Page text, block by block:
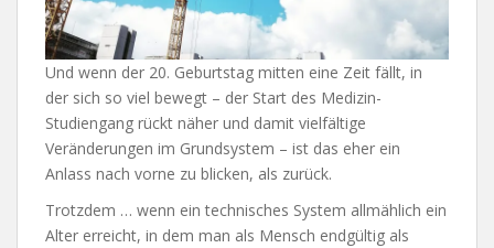
Und wenn der 20. Geburtstag mitten eine Zeit fällt, in
der sich so viel bewegt – der Start des Medizin-
Studiengang rückt näher und damit vielfältige
Veränderungen im Grundsystem – ist das eher ein
Anlass nach vorne zu blicken, als zurück.
Trotzdem … wenn ein technisches System allmählich ein
Alter erreicht, in dem man als Mensch endgültig als